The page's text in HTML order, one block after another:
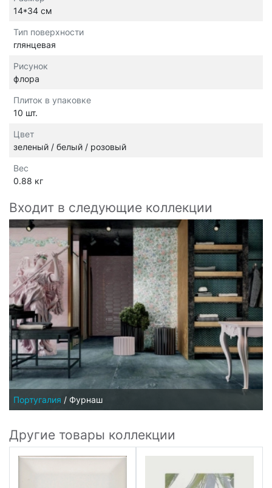
14*34 см
Тип поверхности
глянцевая
Рисунок
флора
Плиток в упаковке
10 шт.
Цвет
зеленый / белый / розовый
Вес
0.88 кг
Входит в следующие коллекции
Португалия / Фурнаш
Другие товары коллекции